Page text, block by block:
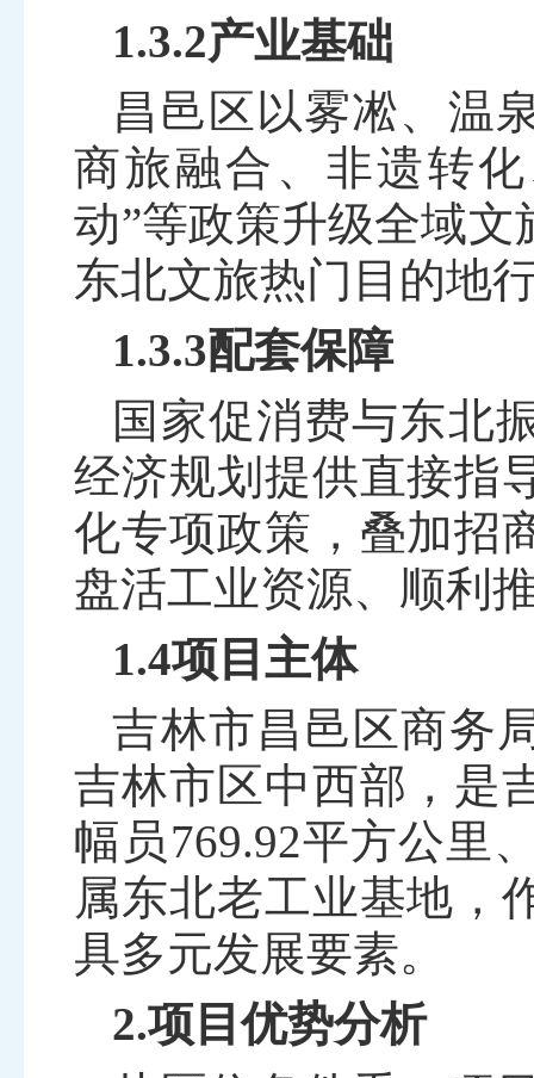
1.3.2产业基础
昌邑区以雾凇、温
商旅融合、非遗转
动”等政策升级全域文
东北文旅热门目的地
1.3.3配套保障
国家促消费与东北
经济规划提供直接指
化专项政策，叠加招
盘活工业资源、顺利
1.4项目主体
吉林市昌邑区商务
吉林市区中西部，是
幅员769.92平方公里
属东北老工业基地，
具多元发展要素。
2.项目优势分析